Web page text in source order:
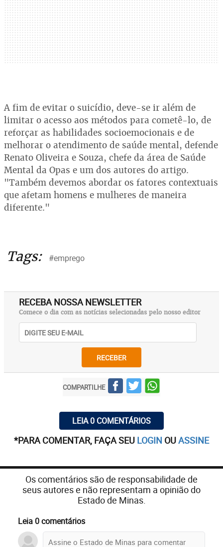
A fim de evitar o suicídio, deve-se ir além de
limitar o acesso aos métodos para cometê-lo, de
reforçar as habilidades socioemocionais e de
melhorar o atendimento de saúde mental, defende
Renato Oliveira e Souza, chefe da área de Saúde
Mental da Opas e um dos autores do artigo.
"Também devemos abordar os fatores contextuais
que afetam homens e mulheres de maneira
diferente."
Tags: #emprego
RECEBA NOSSA NEWSLETTER
Comece o dia com as notícias selecionadas pelo nosso editor
RECEBER
COMPARTILHE
LEIA 0 COMENTÁRIOS
*PARA COMENTAR, FAÇA SEU LOGIN OUASSINE
Os comentários são de responsabilidade de
seus autores e não representam a opinião do
Estado de Minas.
Leia 0 comentários